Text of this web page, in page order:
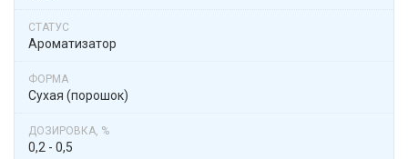
Ароматизатор
Сухая (порошок)
0,2 - 0,5